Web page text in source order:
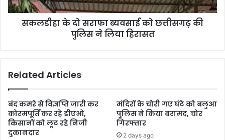
सकलडीहा के दो सराफा ब्यवसाई को छत्तीसगढ़ की
पुलिस ने लिया हिरासत
Related Articles
बंद कमरे से विज्ञप्ति जारी कर
कोरमपूर्ति कर रहे डीएओ,
किसानों को लूट रहे निजी
दुकानदार
मंदिरों के चोरी गए घंटे को बलुआ
पुलिस ने किया बरामद, चोर
गिरफ्तार
2 days ago